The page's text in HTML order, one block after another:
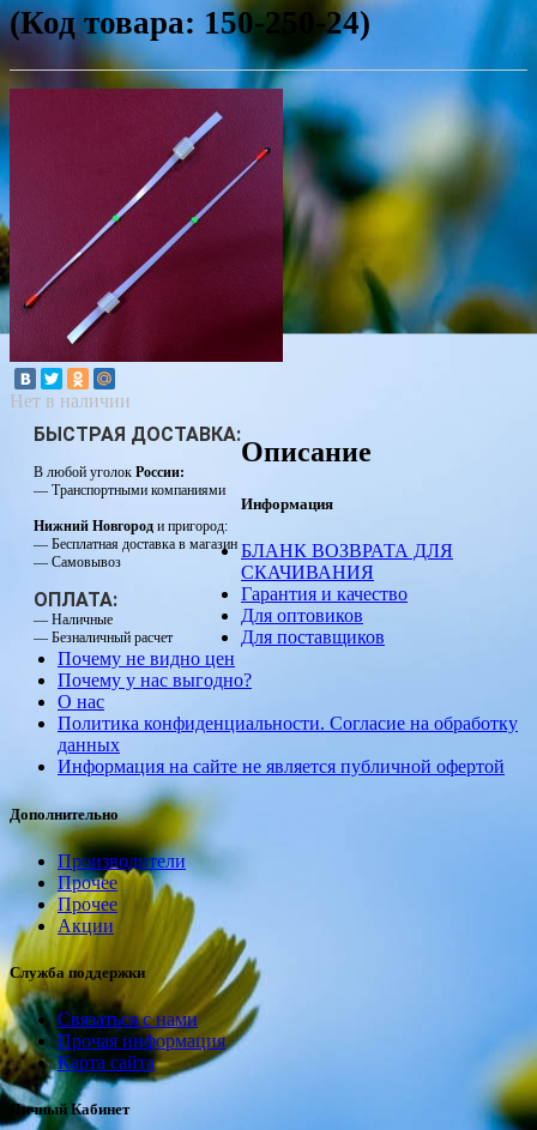
(Код товара: 150-250-24)
Нет в наличии
БЫСТРАЯ ДОСТАВКА:
В любой уголок России:
— Транспортными компаниями
Нижний Новгород и пригород:
— Бесплатная доставка в магазин
— Самовывоз
ОПЛАТА:
— Наличные
— Безналичный расчет
Описание
Информация
БЛАНК ВОЗВРАТА ДЛЯ
СКАЧИВАНИЯ
Гарантия и качество
Для оптовиков
Для поставщиков
Почему не видно цен
Почему у нас выгодно?
О нас
Политика конфиденциальности. Согласие на обработку
данных
Информация на сайте не является публичной офертой
Дополнительно
Производители
Прочее
Прочее
Акции
Служба поддержки
Связаться с нами
Прочая информация
Карта сайта
Личный Кабинет